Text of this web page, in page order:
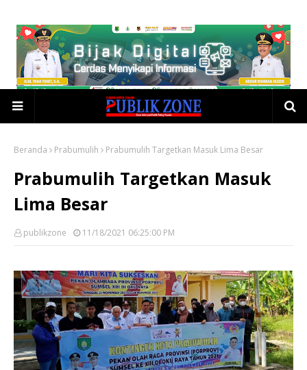
Beranda Prabumulih Prabumulih Targetkan Masuk Lima Besar
Prabumulih Targetkan Masuk
Lima Besar
publikzone 11/18/2021 06:25:00 PM